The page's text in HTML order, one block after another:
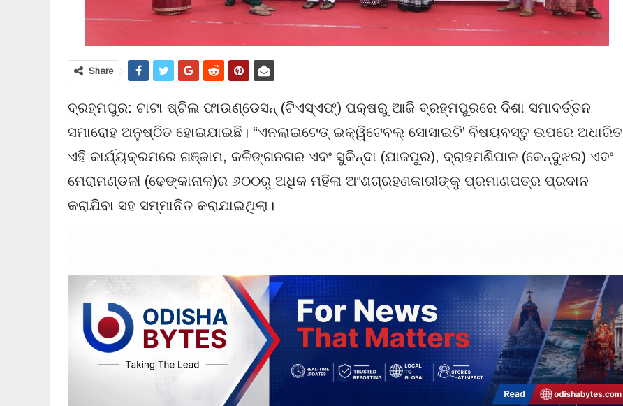
Share
ବ୍ରହ୍ମପୁର: ଟାଟା ଷ୍ଟିଲ ଫାଉଣ୍ଡେସନ୍ (ଟିଏସ୍‌ଏଫ୍‌) ପକ୍ଷରୁ ଆଜି ବ୍ରହ୍ମପୁରରେ ଦିଶା ସମାବର୍ତ୍ତନ
ସମାରୋହ ଅନୁଷ୍ଠିତ ହୋଇଯାଇଛି। “ଏନଲାଇଟେଡ୍ ଇକ୍ୱିଟେବଲ୍ ସୋସାଇଟି’ ବିଷୟବସ୍ତୁ ଉପରେ ଅଧାରିତ
ଏହି କାର୍ଯ୍ୟକ୍ରମରେ ଗଞ୍ଜାମ, କଳିଙ୍ଗନଗର ଏବଂ ସୁକିନ୍ଦା (ଯାଜପୁର), ବ୍ରାହମଣିପାଳ (କେନ୍ଦୁଝର) ଏବଂ
ମେରାମଣ୍ଡଳୀ (ଢେଙ୍କାନାଳ)ର ୬୦୦ରୁ ଅଧିକ ମହିଳା ଅଂଶଗ୍ରହଣକାରୀଙ୍କୁ ପ୍ରମାଣପତ୍ର ପ୍ରଦାନ
କରାଯିବା ସହ ସମ୍ମାନିତ କରାଯାଇଥିଲା।